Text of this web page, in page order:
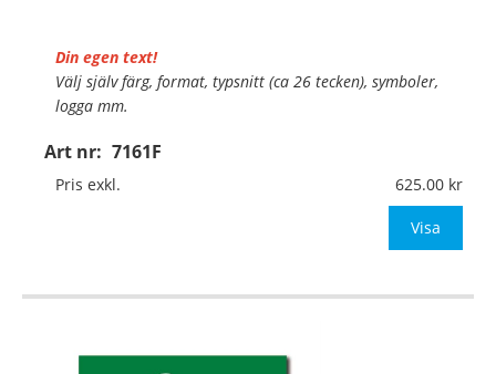
Art nr: 7161F
Din egen text!
Välj själv färg, format, typsnitt (ca 26 tecken), symboler,
logga mm.
Material:Självhäftande folie
Mått:148x148mm (eller annat mått upp till 0,03m²)
Pris exkl. 625.00
Visa